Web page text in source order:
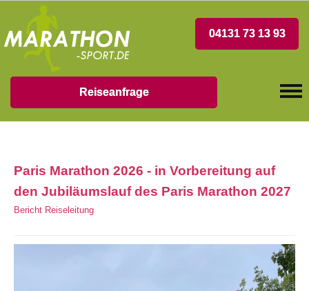
04131 73 13 93
Reiseanfrage
Paris Marathon 2026 - in Vorbereitung auf
den Jubiläumslauf des Paris Marathon 2027
Bericht Reiseleitung